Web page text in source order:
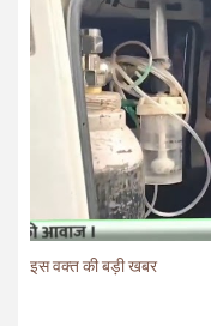
इस वक्त की बड़ी खबर